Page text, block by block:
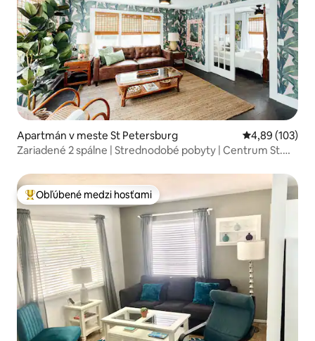
Apartmán v meste St Petersburg Priemerné
4,89 (103)
Zariadené 2 spálne | Strednodobé pobyty | Centrum St.
Najobľúbenejšie medzi hosťami
Obľúbené medzi hosťami